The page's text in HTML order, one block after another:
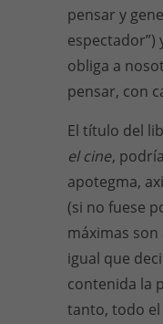
pensar y
espectador”)
obliga a
pensar, con
El título del
el cine,
apotegma,
(si no fuese
máximas
igual que
contenida la
tanto, todo el